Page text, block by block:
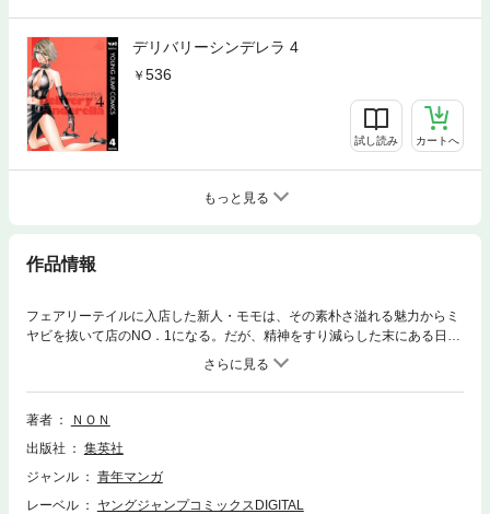
デリバリーシンデレラ 4
536
試し読み カートへ
もっと見る
作品情報
フェアリーテイルに入店した新人・モモは、その素朴さ溢れる魅力からミ
ヤビを抜いて店のNO．1になる。だが、精神をすり減らした末にある日突
然仕事を無断欠勤してしまう。開き直るモモにミヤビはどう向き合うの
か…？ そしてある日潔癖な性格の佐々木に誕生日パーティーに誘われた
雅美は、その秘められた過去を知ることになり…。衝撃の展開が待つ第5
巻、ますます絶好調！
著者
ＮＯＮ
出版社
集英社
ジャンル
青年マンガ
レーベル
ヤングジャンプコミックスDIGITAL